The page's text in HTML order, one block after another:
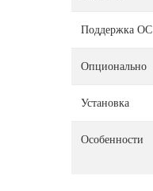
Поддержка ОС
Опционально
Установка
Особенности